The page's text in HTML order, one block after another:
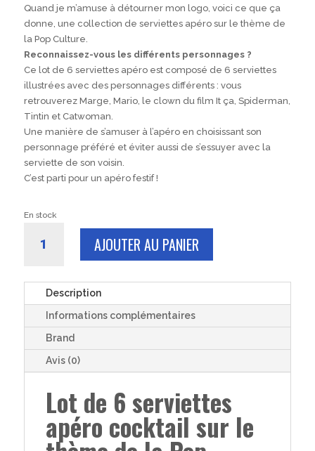
Quand je m’amuse à détourner mon logo, voici ce que ça
donne, une collection de serviettes apéro sur le thème de
la Pop Culture.
Reconnaissez-vous les différents personnages ?
Ce lot de 6 serviettes apéro est composé de 6 serviettes
illustrées avec des personnages différents : vous
retrouverez Marge, Mario, le clown du film It ça, Spiderman,
Tintin et Catwoman.
Une manière de s’amuser à l’apéro en choisissant son
personnage préféré et éviter aussi de s’essuyer avec la
serviette de son voisin.
C’est parti pour un apéro festif !
En stock
apéro
COCO
16x16cm
AJOUTER AU PANIER
Description
Informations complémentaires
Brand
Avis (0)
Lot de 6 serviettes
apéro cocktail sur le